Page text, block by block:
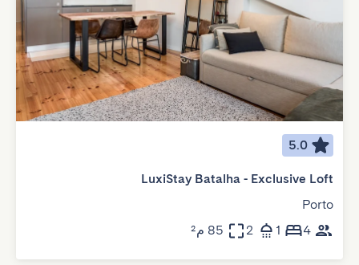
5.0
LuxiStay Batalha - Exclusive Loft
Porto
4
1
2 85 م²